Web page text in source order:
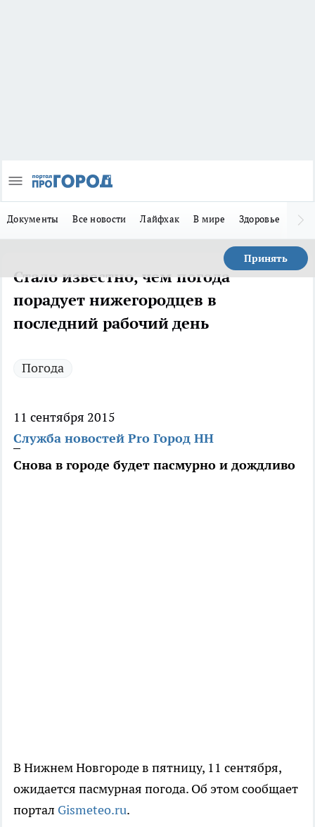
Документы Все новости Лайфхак В мире Здоровье
Принять
Стало известно, чем погода
порадует нижегородцев в
последний рабочий день
Погода
11 сентября 2015
Служба новостей Pro Город НН
Снова в городе будет пасмурно и дождливо
В Нижнем Новгороде в пятницу, 11 сентября,
ожидается пасмурная погода. Об этом сообщает
портал Gismeteo.ru.